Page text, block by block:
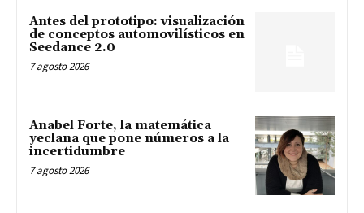
Antes del prototipo: visualización
de conceptos automovilísticos en
Seedance 2.0
7 agosto 2026
Anabel Forte, la matemática
yeclana que pone números a la
incertidumbre
7 agosto 2026